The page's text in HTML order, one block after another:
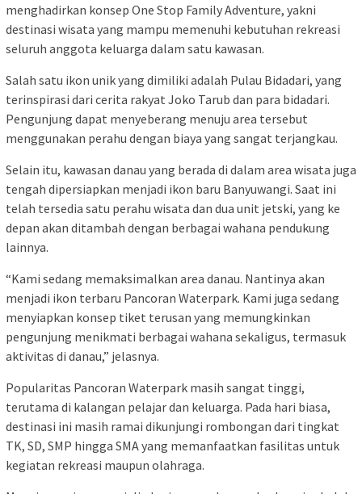
menghadirkan konsep One Stop Family Adventure, yakni
destinasi wisata yang mampu memenuhi kebutuhan rekreasi
seluruh anggota keluarga dalam satu kawasan.
Salah satu ikon unik yang dimiliki adalah Pulau Bidadari, yang
terinspirasi dari cerita rakyat Joko Tarub dan para bidadari.
Pengunjung dapat menyeberang menuju area tersebut
menggunakan perahu dengan biaya yang sangat terjangkau.
Selain itu, kawasan danau yang berada di dalam area wisata juga
tengah dipersiapkan menjadi ikon baru Banyuwangi. Saat ini
telah tersedia satu perahu wisata dan dua unit jetski, yang ke
depan akan ditambah dengan berbagai wahana pendukung
lainnya.
“Kami sedang memaksimalkan area danau. Nantinya akan
menjadi ikon terbaru Pancoran Waterpark. Kami juga sedang
menyiapkan konsep tiket terusan yang memungkinkan
pengunjung menikmati berbagai wahana sekaligus, termasuk
aktivitas di danau,” jelasnya.
Popularitas Pancoran Waterpark masih sangat tinggi,
terutama di kalangan pelajar dan keluarga. Pada hari biasa,
destinasi ini masih ramai dikunjungi rombongan dari tingkat
TK, SD, SMP hingga SMA yang memanfaatkan fasilitas untuk
kegiatan rekreasi maupun olahraga.